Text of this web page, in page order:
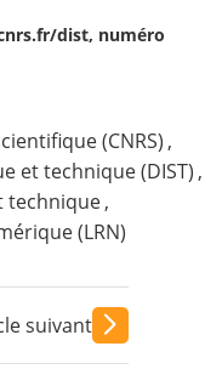
dist, numéro
(CNRS) ,
et technique (DIST) ,
technique,
(LRN)
suivant